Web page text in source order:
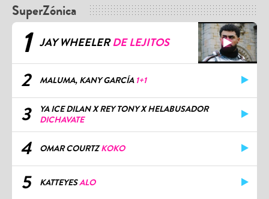
SuperZónica
1 JAY WHEELERDE LEJITOS
2 MALUMA, KANY GARCÍA 1+1
3
YA ICE DILAN X REY TONY X HELABUSADOR
DICHAVATE
4 OMAR COURTZKOKO
5 KATTEYESALO